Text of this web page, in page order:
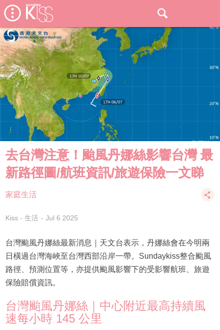
去台灣注意！颱風丹娜絲影響台灣 最
新路徑圖/航班資訊/旅遊保險一文睇
家庭生活
Kiss - 生活 Jul 6 2025
台灣颱風丹娜絲最新消息｜天文台表示，丹娜絲會在今明兩
日橫過台灣海峽至台灣西部沿岸一帶。Sundaykiss整合颱風
路徑、預測位置等，亦提供颱風影響下的受影響航班、旅遊
保險賠償資訊。
台灣颱風丹娜絲｜中心附近最高持續風
速每小時 145 公里